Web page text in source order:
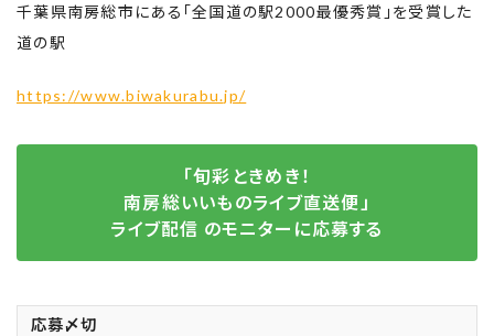
千葉県南房総市にある「全国道の駅2000最優秀賞」を受賞した
道の駅
https://www.biwakurabu.jp/
「旬彩ときめき！
南房総いいものライブ直送便」
ライブ配信 のモニターに応募する
応募〆切